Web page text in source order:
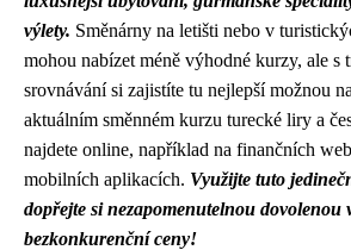
výlety. Směnárny na letišti nebo v
mohou nabízet méně výhodné kurzy, ale s
srovnávání si zajistíte tu nejlepší možnou
aktuálním směnném kurzu turecké liry a
najdete online, například na finančních
mobilních aplikacích. Využijte tuto
dopřejte si nezapomenutelnou dovolenou
bezkonkurenční ceny!